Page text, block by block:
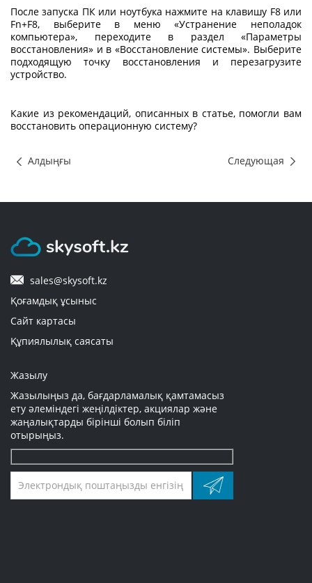
После запуска ПК или ноутбука нажмите на клавишу F8 или
Fn+F8, выберите в меню «Устранение неполадок
компьютера», переходите в раздел «Параметры
восстановления» и в «Восстановление системы». Выберите
подходящую точку восстановления и перезагрузите
устройство.
Какие из рекомендаций, описанных в статье, помогли вам
восстановить операционную систему?
Алдыңғы Следующая
sales@skysoft.kz
Қоғамдық ұсыныс
Сайт картасы
Құпиялылық саясаты
Жазылу
Жазылыңыз да, бағдарламалық қамтамасыз
ету әлеміндегі жеңілдіктер, акциялар және
жаңалықтарды бірінші болып біліп
отырыңыз.
Оставьте
это